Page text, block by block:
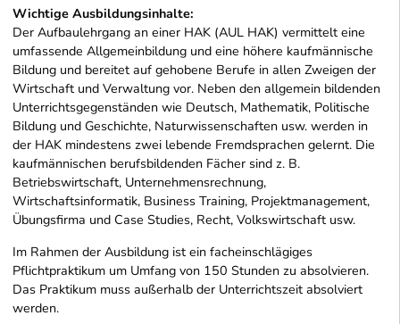
Wichtige Ausbildungsinhalte:
Der Aufbaulehrgang an einer HAK (AUL HAK) vermittelt eine
umfassende Allgemeinbildung und eine höhere kaufmännische
Bildung und bereitet auf gehobene Berufe in allen Zweigen der
Wirtschaft und Verwaltung vor. Neben den allgemein bildenden
Unterrichtsgegenständen wie Deutsch, Mathematik, Politische
Bildung und Geschichte, Naturwissenschaften usw. werden in
der HAK mindestens zwei lebende Fremdsprachen gelernt. Die
kaufmännischen berufsbildenden Fächer sind z. B.
Betriebswirtschaft, Unternehmensrechnung,
Wirtschaftsinformatik, Business Training, Projektmanagement,
Übungsfirma und Case Studies, Recht, Volkswirtschaft usw.
Im Rahmen der Ausbildung ist ein facheinschlägiges
Pflichtpraktikum um Umfang von 150 Stunden zu absolvieren.
Das Praktikum muss außerhalb der Unterrichtszeit absolviert
werden.